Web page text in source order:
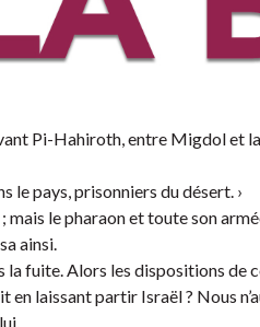
Pi-Hahiroth, entre Migdol et
le pays, prisonniers du désert. ›
mais le pharaon et toute son
ainsi.
la fuite. Alors les dispositions
laissant partir Israël ? Nous